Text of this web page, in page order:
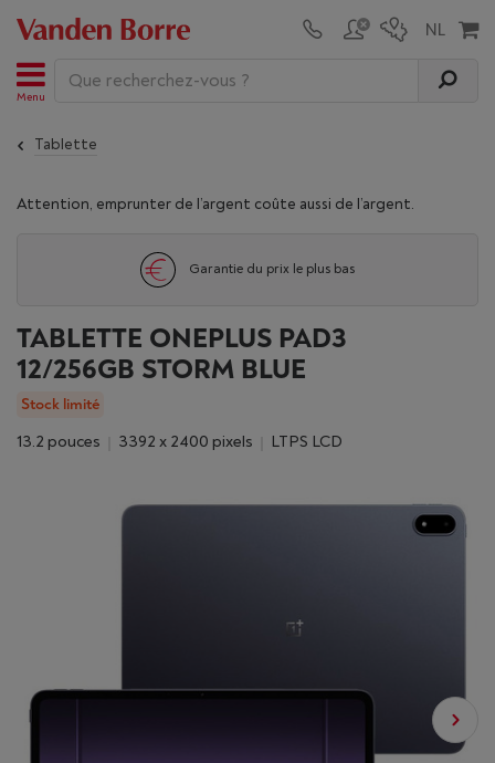
Menu
Tablette
Attention, emprunter de l’argent coûte aussi de l’argent.
Garantie du prix le plus bas
TABLETTE ONEPLUS PAD3
12/256GB STORM BLUE
Stock limité
13.2 pouces 3392 x 2400 pixels LTPS LCD